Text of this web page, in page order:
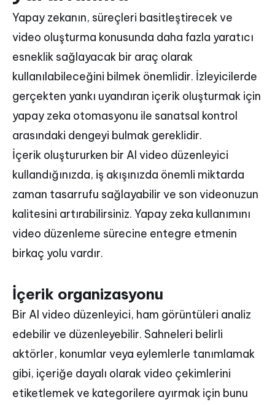
Yapay zekanın, süreçleri basitleştirecek ve
video oluşturma konusunda daha fazla yaratıcı
esneklik sağlayacak bir araç olarak
kullanılabileceğini bilmek önemlidir. İzleyicilerde
gerçekten yankı uyandıran içerik oluşturmak için
yapay zeka otomasyonu ile sanatsal kontrol
arasındaki dengeyi bulmak gereklidir.
İçerik oluştururken bir AI video düzenleyici
kullandığınızda, iş akışınızda önemli miktarda
zaman tasarrufu sağlayabilir ve son videonuzun
kalitesini artırabilirsiniz. Yapay zeka kullanımını
video düzenleme sürecine entegre etmenin
birkaç yolu vardır.
İçerik organizasyonu
Bir AI video düzenleyici, ham görüntüleri analiz
edebilir ve düzenleyebilir. Sahneleri belirli
aktörler, konumlar veya eylemlerle tanımlamak
gibi, içeriğe dayalı olarak video çekimlerini
etiketlemek ve kategorilere ayırmak için bunu